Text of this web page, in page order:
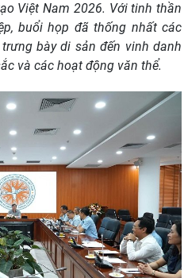
Việt Nam 2026. Với tinh thần
buổi họp đã thống nhất các
bày di sản đến vinh danh
và các hoạt động văn thể.